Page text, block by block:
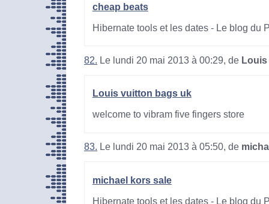
cheap beats
Hibernate tools et les dates - Le blog du
82. Le lundi 20 mai 2013 à 00:29, de
Louis vuitton bags uk
welcome to vibram five fingers store
83. Le lundi 20 mai 2013 à 05:50, de
michael kors sale
Hibernate tools et les dates - Le blog du